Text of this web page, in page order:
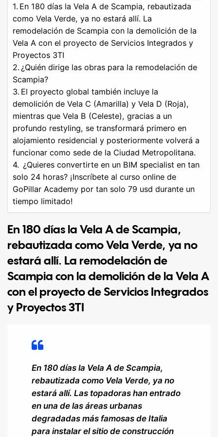
En 180 días la Vela A de Scampia, rebautizada
como Vela Verde, ya no estará allí. La
remodelación de Scampia con la demolición de la
Vela A con el proyecto de Servicios Integrados y
Proyectos 3TI
¿Quién dirige las obras para la remodelación de
Scampia?
El proyecto global también incluye la
demolición de Vela C (Amarilla) y Vela D (Roja),
mientras que Vela B (Celeste), gracias a un
profundo restyling, se transformará primero en
alojamiento residencial y posteriormente volverá a
funcionar como sede de la Ciudad Metropolitana.
¿Quieres convertirte en un BIM specialist en tan
solo 24 horas? ¡Inscríbete al curso online de
GoPillar Academy por tan solo 79 usd durante un
tiempo limitado!
En 180 días la Vela A de Scampia,
rebautizada como Vela Verde, ya no
estará allí. La remodelación de
Scampia con la demolición de la Vela A
con el proyecto de Servicios Integrados
y Proyectos 3TI
En 180 días la Vela A de Scampia,
rebautizada como Vela Verde, ya no
estará allí. Las topadoras han entrado
en una de las áreas urbanas
degradadas más famosas de Italia
para instalar el sitio de construcción